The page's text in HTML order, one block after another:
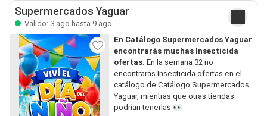
Supermercados Yaguar
Válido: 3 ago hasta 9 ago
En Catálogo Supermercados Yaguar
encontrarás muchas Insecticida
ofertas. En la semana 32 no
encontrarás Insecticida ofertas en el
catálogo de Catálogo Supermercados
Yaguar, mientras que otras tiendas
podrían tenerlas.👀